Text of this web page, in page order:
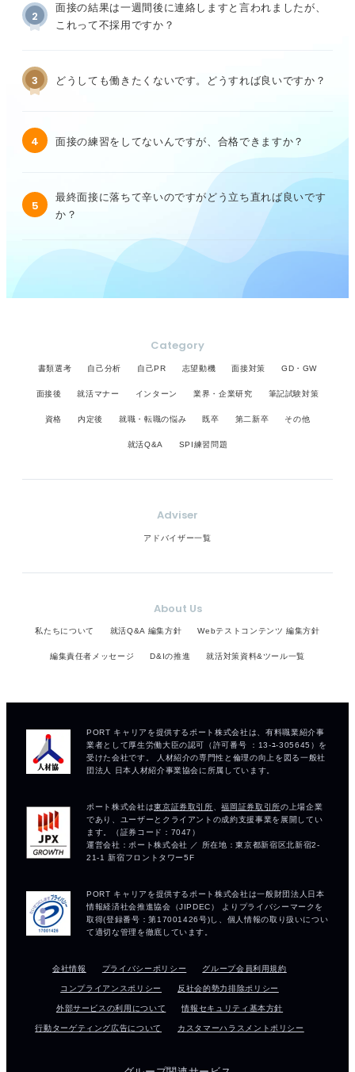
2
面接の結果は一週間後に連絡しますと言われましたが、
これって不採用ですか？
3 どうしても働きたくないです。どうすれば良いですか？
4 面接の練習をしてないんですが、合格できますか？
5
最終面接に落ちて辛いのですがどう立ち直れば良いです
か？
Category
書類選考 自己分析 自己PR 志望動機 面接対策 GD・GW
面接後 就活マナー インターン 業界・企業研究 筆記試験対策
資格 内定後 就職・転職の悩み 既卒 第二新卒 その他
就活Q&A SPI練習問題
Adviser
アドバイザー一覧
About Us
私たちについて 就活Q&A 編集方針 Webテストコンテンツ 編集方針
編集責任者メッセージ D&Iの推進 就活対策資料&ツール一覧
会社情報 プライバシーポリシー グループ会員利用規約
コンプライアンスポリシー 反社会的勢力排除ポリシー
外部サービスの利用について 情報セキュリティ基本方針
行動ターゲティング広告について カスタマーハラスメントポリシー